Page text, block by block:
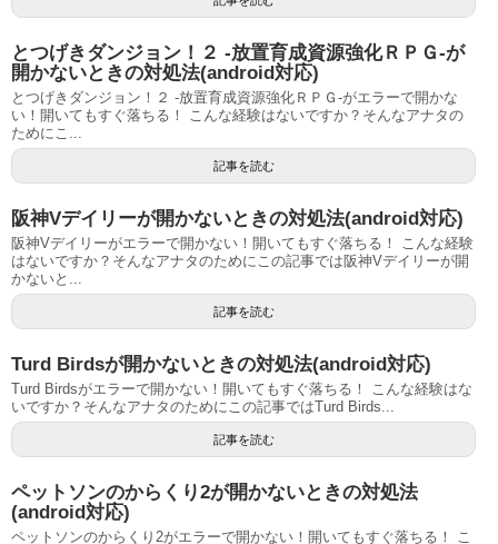
とつげきダンジョン！２ -放置育成資源強化ＲＰＧ-が
開かないときの対処法(android対応)
とつげきダンジョン！２ -放置育成資源強化ＲＰＧ-がエラーで開かな
い！開いてもすぐ落ちる！ こんな経験はないですか？そんなアナタの
ためにこ...
記事を読む
阪神Vデイリーが開かないときの対処法(android対応)
阪神Vデイリーがエラーで開かない！開いてもすぐ落ちる！ こんな経験
はないですか？そんなアナタのためにこの記事では阪神Vデイリーが開
かないと...
記事を読む
Turd Birdsが開かないときの対処法(android対応)
Turd Birdsがエラーで開かない！開いてもすぐ落ちる！ こんな経験はな
いですか？そんなアナタのためにこの記事ではTurd Birds...
記事を読む
ペットソンのからくり2が開かないときの対処法
(android対応)
ペットソンのからくり2がエラーで開かない！開いてもすぐ落ちる！ こ